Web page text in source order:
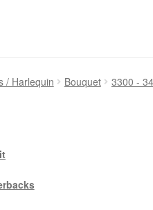
/ Harlequin Bouquet 3300 -